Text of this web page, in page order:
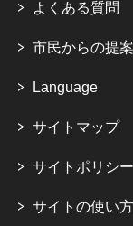
よくある質問
市民からの提案
Language
サイトマップ
サイトポリシー
サイトの使い方